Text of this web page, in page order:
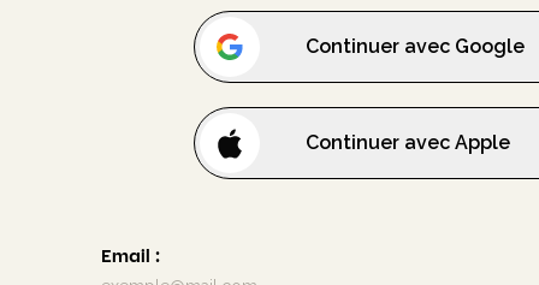
Continuer avec Google
Continuer avec Apple
Email :